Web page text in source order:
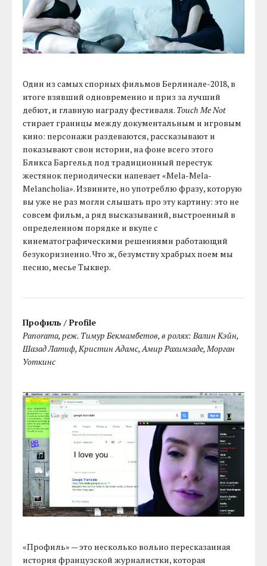
Один из самых спорных фильмов Берлинале-2018, в
итоге взявший одновременно и приз за лучший
дебют, и главную награду фестиваля. Touch Me Not
стирает границы между документальным и игровым
кино: персонажи раздеваются, рассказывают и
показывают свои истории, на фоне всего этого
Бликса Баргельд под традиционный перестук
жестянок периодически напевает «Mela-Mela-
Melancholia». Извините, но употреблю фразу, которую
вы уже не раз могли слышать про эту картину: это не
совсем фильм, а ряд высказываний, выстроенный в
определенном порядке и вкупе с
кинематографическими решениями работающий
безукоризненно. Что ж, безумству храбрых поем мы
песню, месье Тыквер.
Профиль / Profile
Panorama, реж. Тимур Бекмамбетов, в ролях: Валин Кэйн,
Шазад Латиф, Кристин Адамс, Амир Рахимзаде, Морган
Уоткинс
«Профиль» — это несколько вольно пересказанная
история французской журналистки, которая